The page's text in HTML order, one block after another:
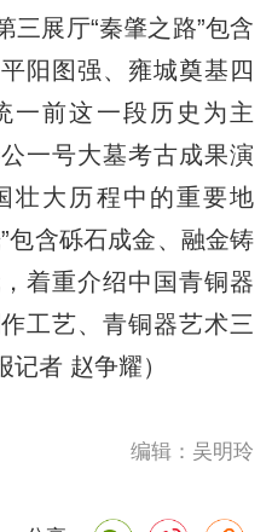
三展厅“秦肇之路”包含
阳图强、雍城奠基四
一前这一段历史为主
一号大墓考古成果演
壮大历程中的重要地
包含砾石成金、融金铸
着重介绍中国青铜器
工艺、青铜器艺术三
者 赵争耀）
编辑：吴明玲